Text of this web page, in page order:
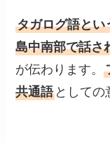
タガログ語とい
島中南部で話さ
が伝わります。
共通語 としての